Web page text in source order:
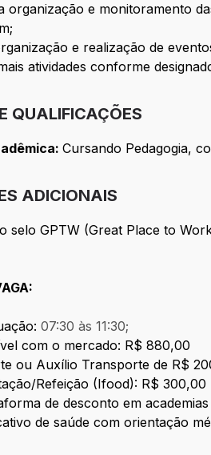
organização e monitoramento
e realização de
atividades conforme
QUALIFICAÇÕES
Cursando Pedagogia,
ADICIONAIS
selo GPTW (Great Place to
07:30 às 11:30;
com o mercado: R$ 880,00
ou Auxílio Transporte de R$
Refeição (Ifood): R$ 300,00
de desconto em
de saúde com orientação